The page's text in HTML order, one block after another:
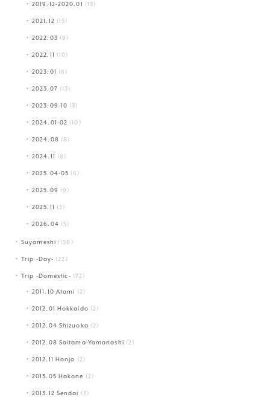
2019.12-2020.01 (13)
2021.12 (15)
2022.03 (9)
2022.11 (10)
2023.01 (6)
2023.07 (13)
2023.09-10 (3)
2024.01-02 (10)
2024.08 (8)
2024.11 (8)
2025.04-05 (6)
2025.09 (9)
2025.11 (3)
2026.04 (5)
Suyameshi (158)
Trip -Day- (22)
Trip -Domestic- (72)
2011.10 Atami (2)
2012.01 Hokkaido (2)
2012.04 Shizuoka (2)
2012.08 Saitama-Yamanashi (2)
2012.11 Honjo (2)
2013.05 Hakone (2)
2013.12 Sendai (3)